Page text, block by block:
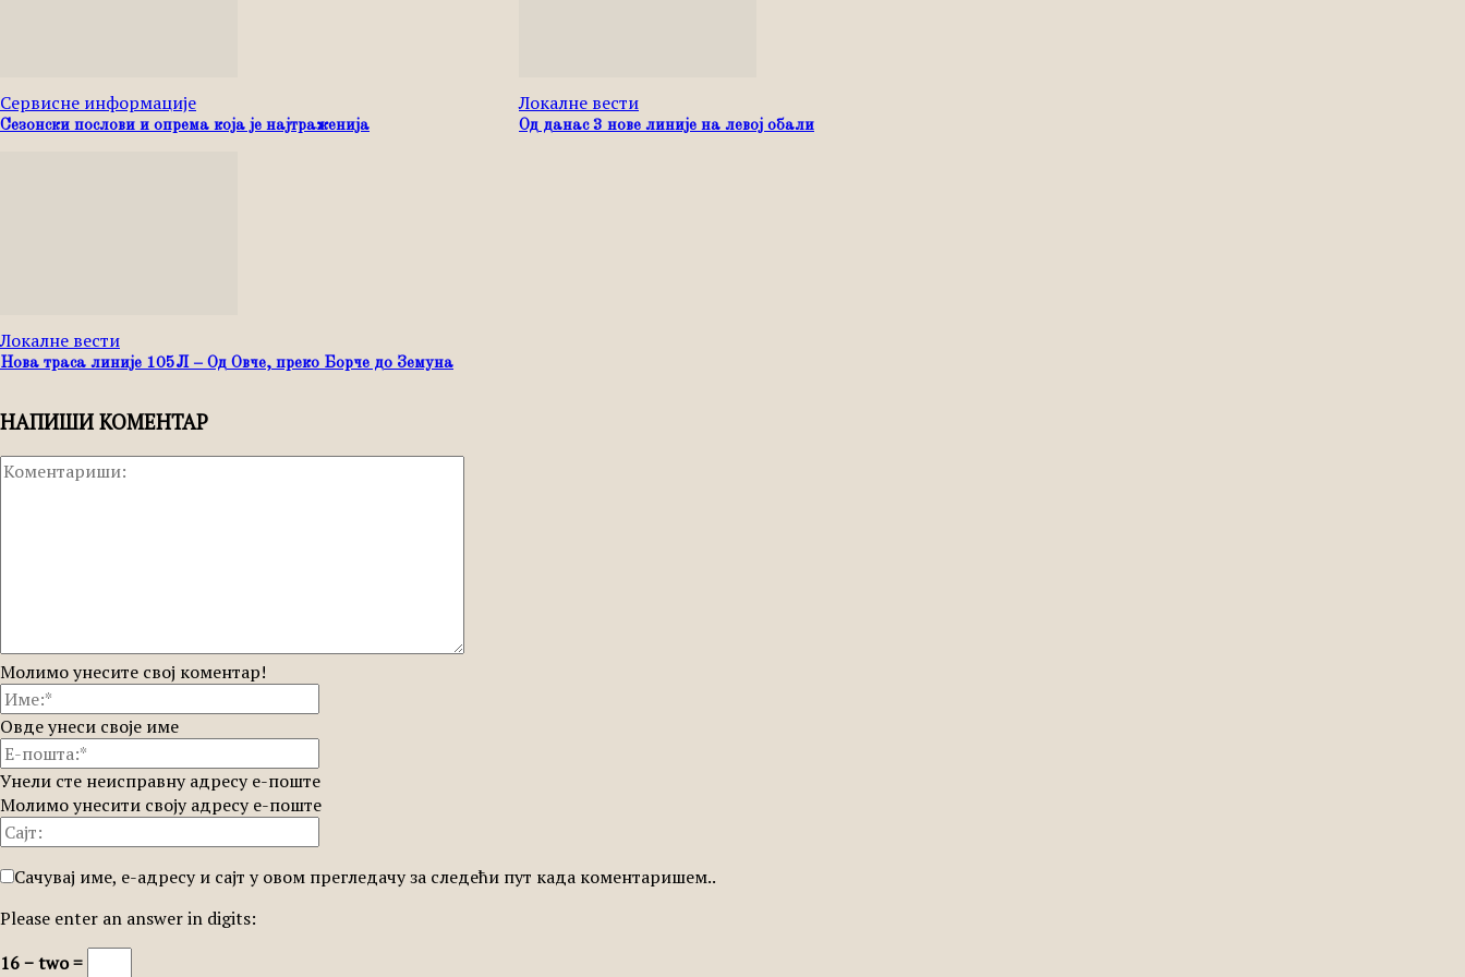
Сервисне информације
Сезонски послови и опрема која је најтраженија
Локалне вести
Од данас 3 нове линије на левој обали
Локалне вести
Нова траса линије 105Л – Од Овче, преко Борче до Земуна
НАПИШИ КОМЕНТАР
Молимо унесите свој коментар!
Овде унеси своје име
Унели сте неисправну адресу е-поште
Молимо унесити своју адресу е-поште
Сачувај име, е-адресу и сајт у овом прегледачу за следећи пут када коментаришем..
Please enter an answer in digits:
16 − two =